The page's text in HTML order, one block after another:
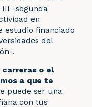
III -segunda
en
estudio financiado
del
.
carreras o el
a que te
puede ser una
con tus